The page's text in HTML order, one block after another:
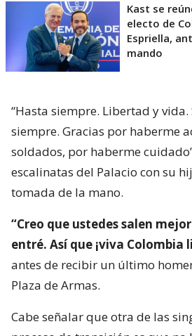
Kast se
electo de
Espriella,
mando
“Hasta siempre. Libertad y
siempre. Gracias por haberme
soldados, por haberme
escalinatas del Palacio con su
tomada de la mano.
“Creo que ustedes salen
entré. Así que ¡viva Colombia
antes de recibir un último
Plaza de Armas.
Cabe señalar que otra de las